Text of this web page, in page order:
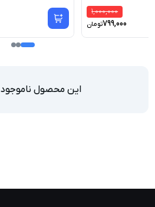
1,000,000
799,000تومان
این محصول